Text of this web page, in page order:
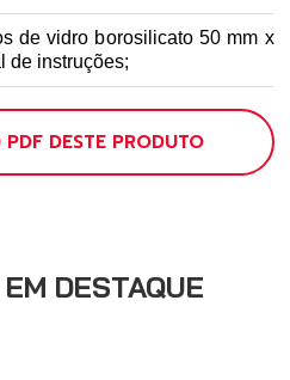
de vidro borosilicato 50 mm x
de instruções;
DESTE PRODUTO
DESTAQUE